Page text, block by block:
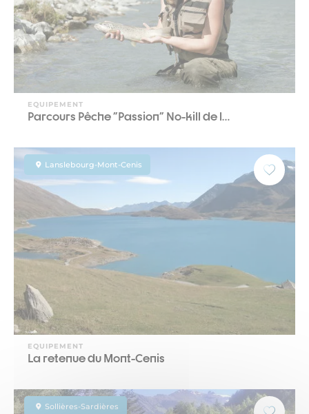
EQUIPEMENT
Parcours Pêche "Passion" No-kill de l…
Lanslebourg-Mont-Cenis
EQUIPEMENT
La retenue du Mont-Cenis
Sollières-Sardières